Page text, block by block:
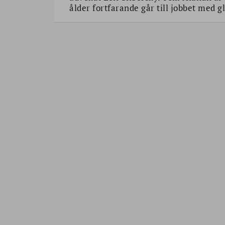
ålder fortfarande går till jobbet med